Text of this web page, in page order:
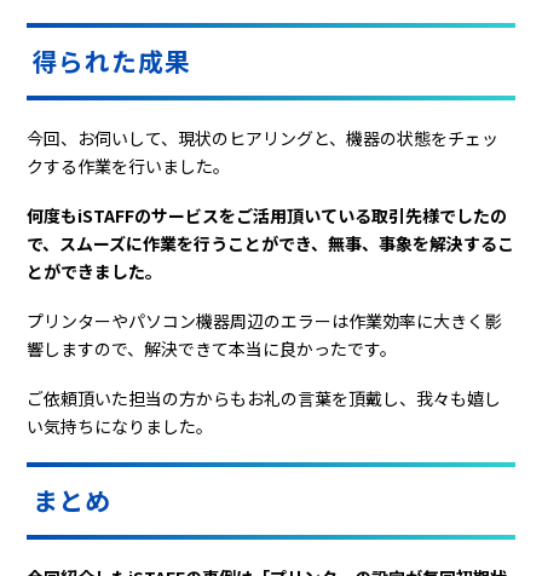
得られた成果
今回、お伺いして、現状のヒアリングと、機器の状態をチェッ
クする作業を行いました。
何度もiSTAFFのサービスをご活用頂いている取引先様でしたの
で、スムーズに作業を行うことができ、無事、事象を解決するこ
とができました。
プリンターやパソコン機器周辺のエラーは作業効率に大きく影
響しますので、解決できて本当に良かったです。
ご依頼頂いた担当の方からもお礼の言葉を頂戴し、我々も嬉し
い気持ちになりました。
まとめ